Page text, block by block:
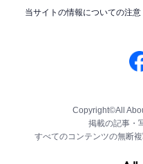
当サイトの情報についての注意
Copyright©All
掲載の記事・
すべてのコンテンツの無断